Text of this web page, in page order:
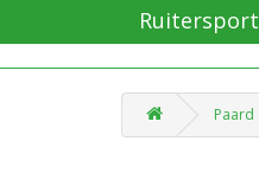
Ruitersport
Paard